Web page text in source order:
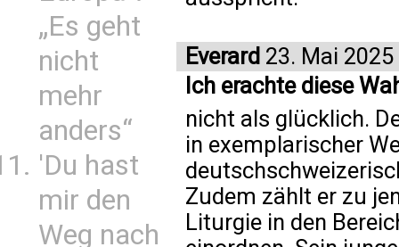
„Es geht
nicht
mehr
anders“
'Du hast
mir den
Weg nach
Everard 23. Mai 2025
Ich erachte diese
nicht als glücklich.
in exemplarischer
Zudem zählt er zu
Liturgie in den